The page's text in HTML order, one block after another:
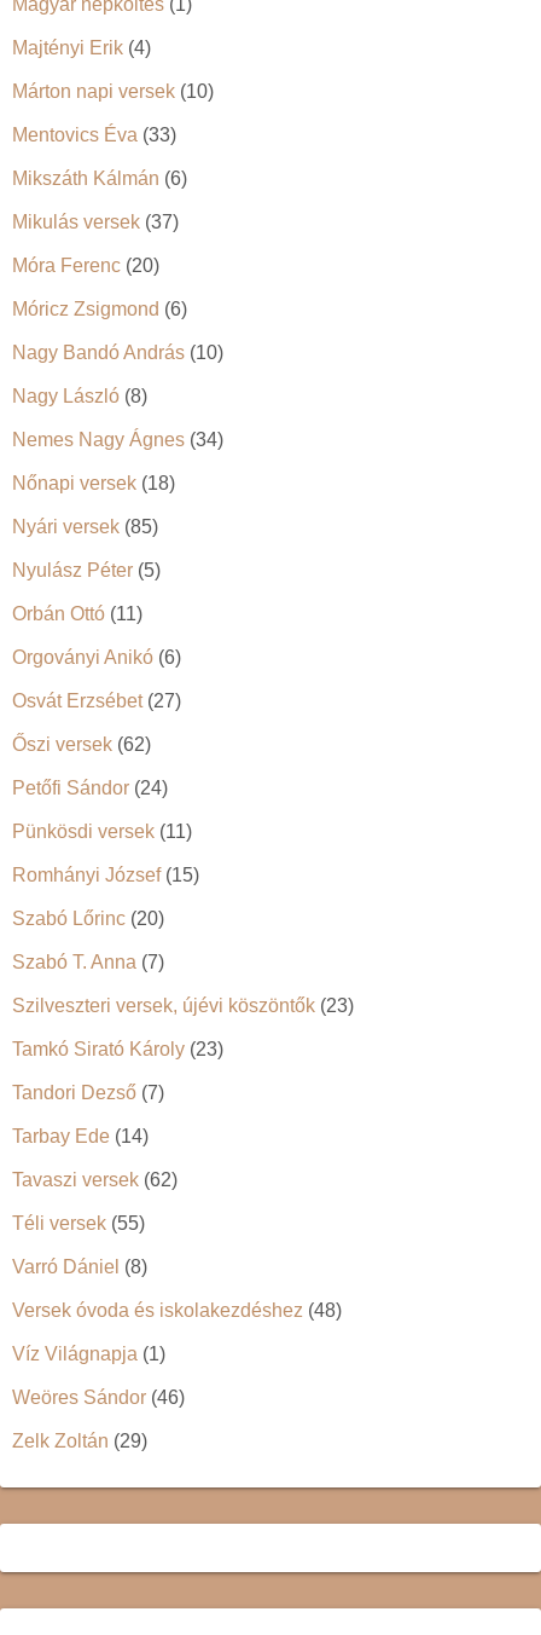
Majtényi Erik (4)
Márton napi versek (10)
Mentovics Éva (33)
Mikszáth Kálmán (6)
Mikulás versek (37)
Móra Ferenc (20)
Móricz Zsigmond (6)
Nagy Bandó András (10)
Nagy László (8)
Nemes Nagy Ágnes (34)
Nőnapi versek (18)
Nyári versek (85)
Nyulász Péter (5)
Orbán Ottó (11)
Orgoványi Anikó (6)
Osvát Erzsébet(27)
Őszi versek (62)
Petőfi Sándor (24)
Pünkösdi versek (11)
Romhányi József(15)
Szabó Lőrinc (20)
Szabó T. Anna (7)
Szilveszteri versek, újévi köszöntők (23)
Tamkó Sirató Károly (23)
Tandori Dezső (7)
Tarbay Ede (14)
Tavaszi versek (62)
Téli versek (55)
Varró Dániel (8)
Versek óvoda és iskolakezdéshez (48)
Víz Világnapja (1)
Weöres Sándor (46)
Zelk Zoltán (29)